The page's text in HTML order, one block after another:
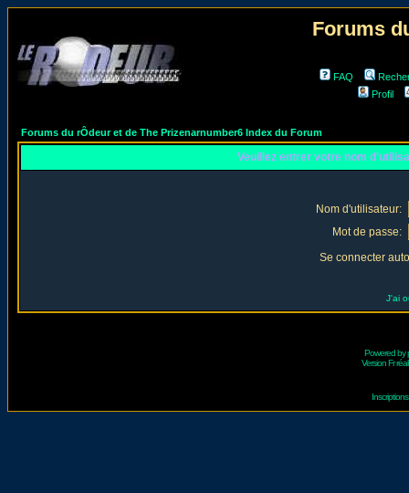
Forums
FAQ
Profil
Forums du rÔdeur et de The Prizenarnumber6 Index du Forum
Veuillez entrer votre nom
Nom d'utilisateur:
Mot de passe:
Se connecter
J'ai
Powered by
Version Fr